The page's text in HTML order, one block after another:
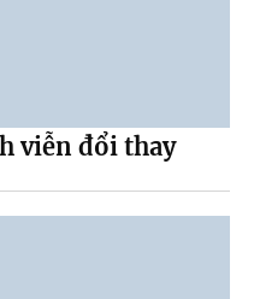
viễn đổi thay